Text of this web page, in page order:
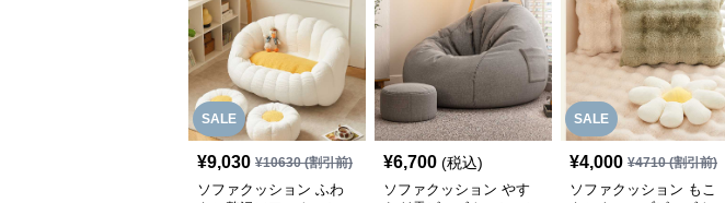
SALE
¥9,030 ¥10630(割引前)
ソファクッション ふわ
¥6,700 (税込)
ソファクッション やす
SALE
¥4,000 ¥4710(割引前)
ソファクッション もこ